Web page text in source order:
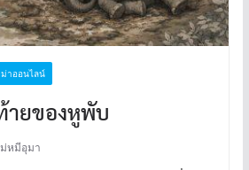
าออนไลน์
ายของหูพับ
หมีอุมา